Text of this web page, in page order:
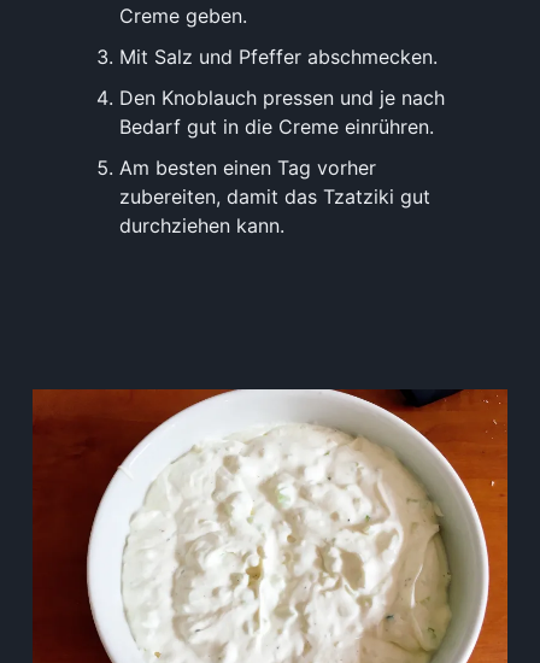
Creme geben.
Mit Salz und Pfeffer abschmecken.
Den Knoblauch pressen und je nach
Bedarf gut in die Creme einrühren.
Am besten einen Tag vorher
zubereiten, damit das Tzatziki gut
durchziehen kann.